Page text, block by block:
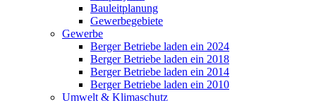
Bauleitplanung
Gewerbegebiete
Gewerbe
Berger Betriebe laden ein 2024
Berger Betriebe laden ein 2018
Berger Betriebe laden ein 2014
Berger Betriebe laden ein 2010
Umwelt & Klimaschutz